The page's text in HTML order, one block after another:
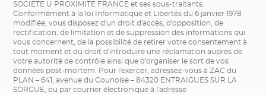
SOCIETE U PROXIMITE FRANCE et ses sous-traitants.
Conformément à la loi Informatique et Libertés du 6 janvier 1978
modifiée, vous disposez d'un droit d'accès, d'opposition, de
rectification, de limitation et de suppression des informations qui
vous concernent, de la possibilité de retirer votre consentement à
tout moment et du droit d'introduire une réclamation auprès de
votre autorité de contrôle ainsi que d'organiser le sort de vos
données post-mortem. Pour l'exercer, adressez-vous à ZAC du
PLAN – 641, avenue du Counoise – 84320 ENTRAIGUES SUR LA
SORGUE, ou par courrier électronique à l'adresse